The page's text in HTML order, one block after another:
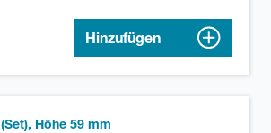
Hinzufügen
Höhe 59 mm